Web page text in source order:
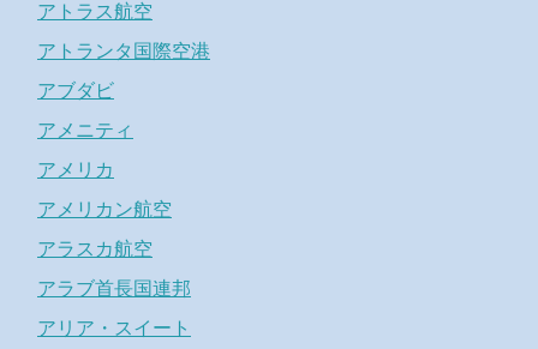
アトラス航空
アトランタ国際空港
アブダビ
アメニティ
アメリカ
アメリカン航空
アラスカ航空
アラブ首長国連邦
アリア・スイート